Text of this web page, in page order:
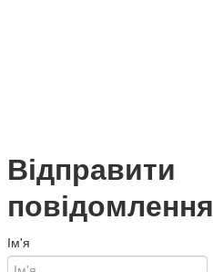
Відправити
повідомлення
Ім'я